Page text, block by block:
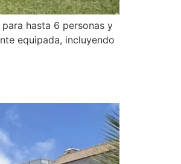
hasta 6 personas y
equipada, incluyendo